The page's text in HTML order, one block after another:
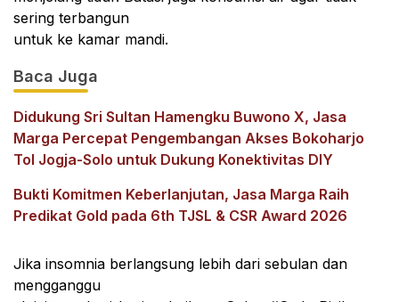
sering terbangun
untuk ke kamar mandi.
Baca Juga
Didukung Sri Sultan Hamengku Buwono X, Jasa
Marga Percepat Pengembangan Akses Bokoharjo
Tol Jogja-Solo untuk Dukung Konektivitas DIY
Bukti Komitmen Keberlanjutan, Jasa Marga Raih
Predikat Gold pada 6th TJSL & CSR Award 2026
Jika insomnia berlangsung lebih dari sebulan dan
mengganggu